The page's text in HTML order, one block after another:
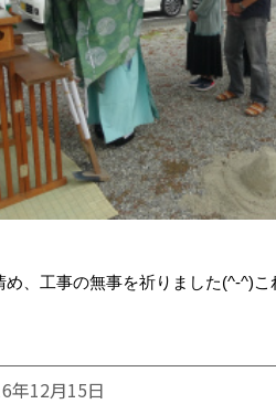
め、工事の無事を祈りました(^-^)
12月15日